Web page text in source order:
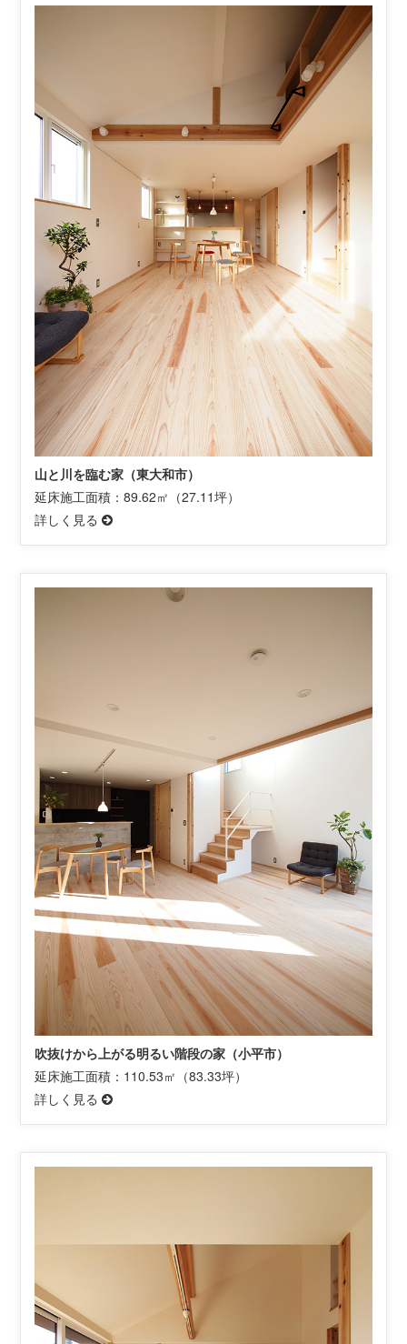
山と川を臨む家（東大和市）
延床施工面積：89.62㎡（27.11坪）
詳しく見る
吹抜けから上がる明るい階段の家（小平市）
延床施工面積：110.53㎡（83.33坪）
詳しく見る